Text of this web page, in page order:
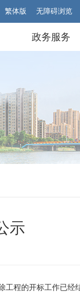
繁体版 无障碍浏览
政务服务
示
程的开标工作已经